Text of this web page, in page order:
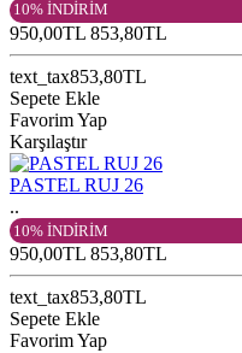
10% İNDİRİM
950,00TL 853,80TL
text_tax853,80TL
Sepete Ekle
Favorim Yap
Karşılaştır
PASTEL RUJ 26
..
10% İNDİRİM
950,00TL 853,80TL
text_tax853,80TL
Sepete Ekle
Favorim Yap